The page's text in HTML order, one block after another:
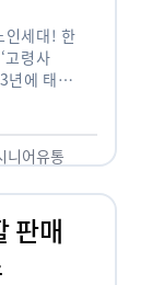
인세대! 한
고령사
년에 태어
니어유통
판매